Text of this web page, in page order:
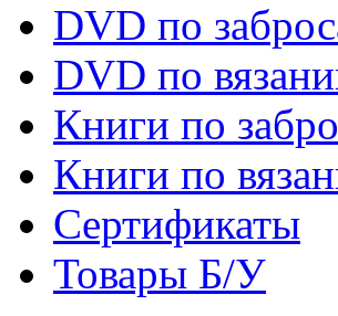
DVD по
DVD по
Книги по
Книги по
Cертификаты
Товары Б/У